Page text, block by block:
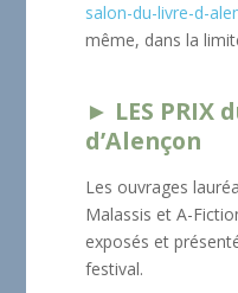
salon-du-livre-d-
même, dans la
► LES PRIX
d’Alençon
Les ouvrages
Malassis et A-
exposés et
festival.